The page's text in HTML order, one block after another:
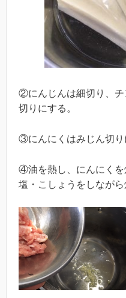
②にんじんは細切り、チ
切りにする。
③にんにくはみじん切り
④油を熱し、にんにくを
塩・こしょうをしながら